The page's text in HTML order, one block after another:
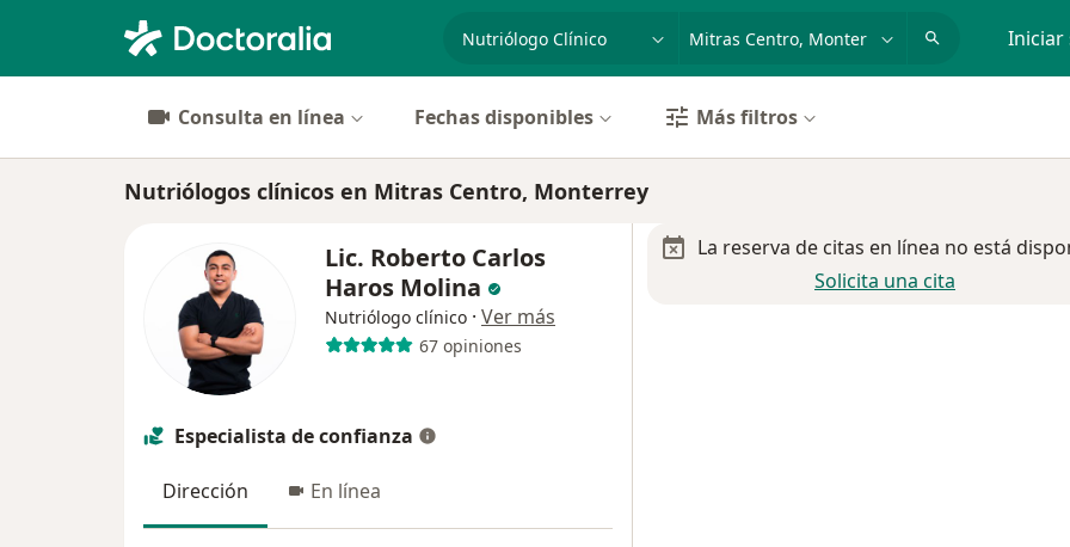
especialidad, enfermedad o nombre Iniciar
Consulta en línea Fechas disponibles Más filtros
Nutriólogos clínicos en Mitras Centro, Monterrey
Lic. Roberto Carlos
Haros Molina
Nutriólogo clínico · Ver más
67 opiniones
Especialista de confianza
Dirección En línea
La reserva de citas en línea no está
Solicita una cita